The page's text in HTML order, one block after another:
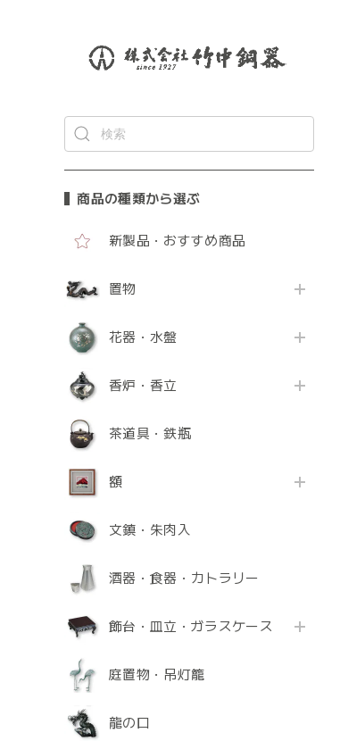
商品の種類から選ぶ
新製品・おすすめ商品
置物
花器・水盤
香炉・香立
茶道具・鉄瓶
額
文鎮・朱肉入
酒器・食器・カトラリー
飾台・皿立・ガラスケース
庭置物・吊灯籠
龍の口